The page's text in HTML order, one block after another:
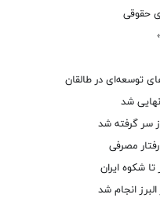
حقوقی
توسعه‌ای در طالقان
شد
سر گرفته شد
مصرفی
شکوه ایران